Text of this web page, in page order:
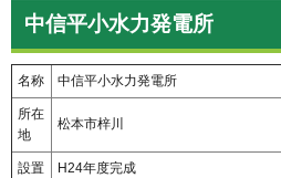
中信平小水力発電所
名称 中信平小水力発電所
所在
地
松本市梓川
設置 H24年度完成